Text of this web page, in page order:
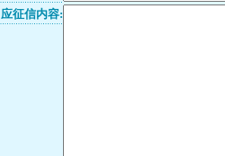
应征信内容: